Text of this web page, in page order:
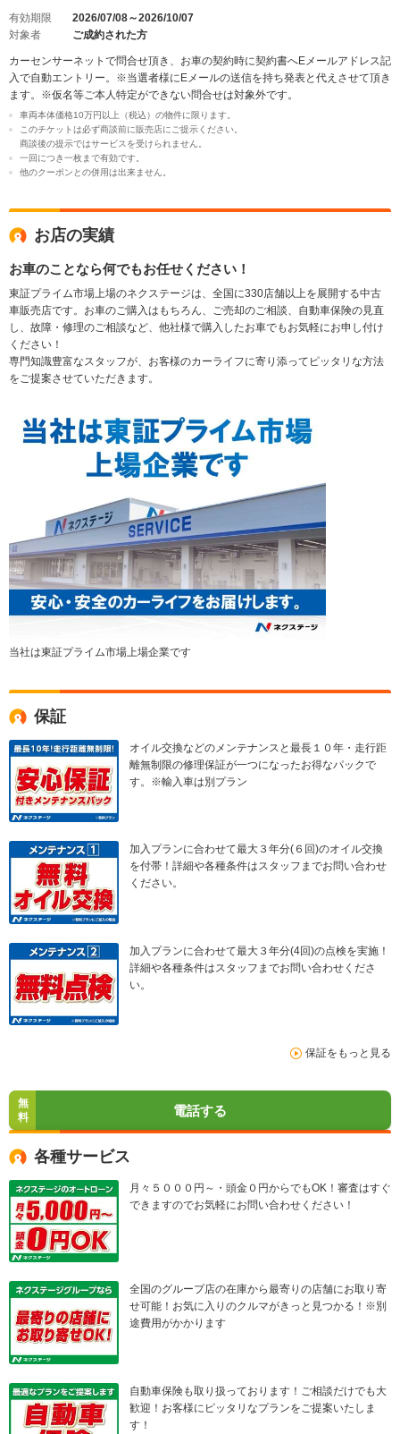
有効期限
2026/07/08～2026/10/07
対象者
ご成約された方
カーセンサーネットで問合せ頂き、お車の契約時に契約書へEメールアドレス記
入で自動エントリー。※当選者様にEメールの送信を持ち発表と代えさせて頂き
ます。※仮名等ご本人特定ができない問合せは対象外です。
車両本体価格10万円以上（税込）の物件に限ります。
このチケットは必ず商談前に販売店にご提示ください。
商談後の提示ではサービスを受けられません。
一回につき一枚まで有効です。
他のクーポンとの併用は出来ません。
お店の実績
お車のことなら何でもお任せください！
東証プライム市場上場のネクステージは、全国に330店舗以上を展開する中古
車販売店です。お車のご購入はもちろん、ご売却のご相談、自動車保険の見直
し、故障・修理のご相談など、他社様で購入したお車でもお気軽にお申し付け
ください！
専門知識豊富なスタッフが、お客様のカーライフに寄り添ってピッタリな方法
をご提案させていただきます。
当社は東証プライム市場上場企業です
保証
オイル交換などのメンテナンスと最長１０年・走行距
離無制限の修理保証が一つになったお得なパックで
す。※輸入車は別プラン
加入プランに合わせて最大３年分(６回)のオイル交換
を付帯！詳細や各種条件はスタッフまでお問い合わせ
ください。
加入プランに合わせて最大３年分(4回)の点検を実施！
詳細や各種条件はスタッフまでお問い合わせくださ
い。
保証をもっと見る
無
料
電話する
各種サービス
月々５０００円～・頭金０円からでもOK！審査はすぐ
できますのでお気軽にお問い合わせください！
全国のグループ店の在庫から最寄りの店舗にお取り寄
せ可能！お気に入りのクルマがきっと見つかる！※別
途費用がかかります
自動車保険も取り扱っております！ご相談だけでも大
歓迎！お客様にピッタリなプランをご提案いたしま
す！